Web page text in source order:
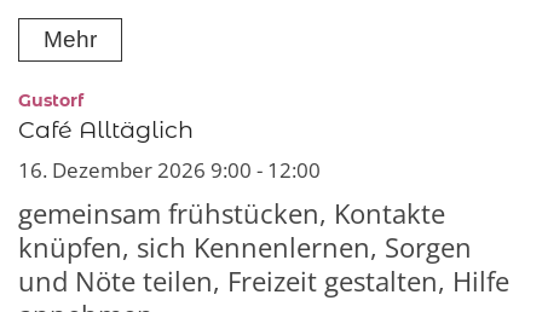
Mehr
Gustorf:
Café Alltäglich
16. Dezember 2026 9:00 - 12:00
gemeinsam frühstücken, Kontakte
knüpfen, sich Kennenlernen, Sorgen
und Nöte teilen, Freizeit gestalten, Hilfe